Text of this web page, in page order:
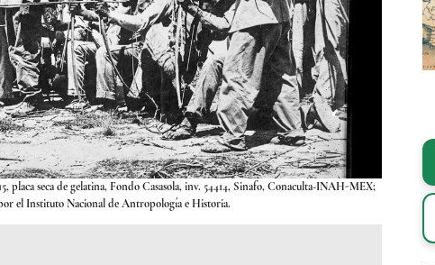
placa seca de gelatina, Fondo Casasola, inv. 54414, Sinafo, Conaculta-INAH-MEX;
el Instituto Nacional de Antropología e Historia.
El 20 de